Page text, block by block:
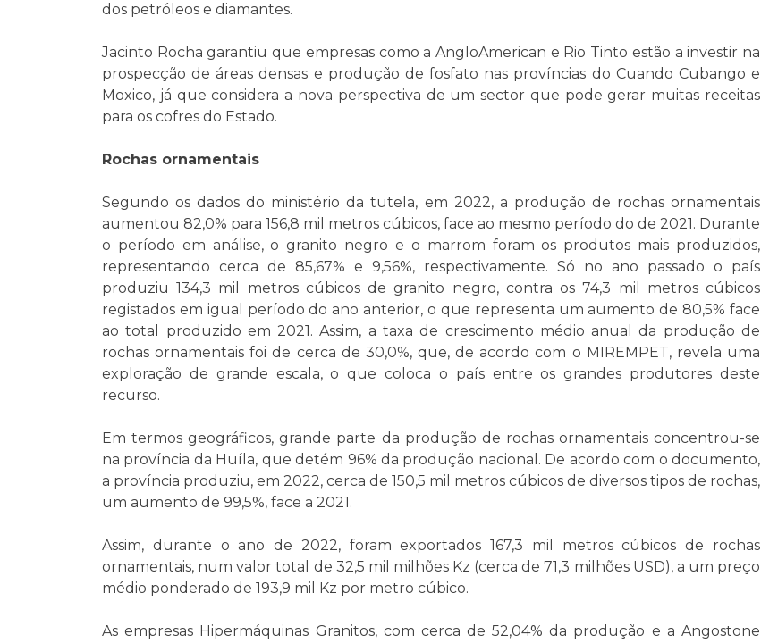
dos petróleos e diamantes.
Jacinto Rocha garantiu que empresas como a AngloAmerican e Rio Tinto estão a investir na
prospecção de áreas densas e produção de fosfato nas províncias do Cuando Cubango e
Moxico, já que considera a nova perspectiva de um sector que pode gerar muitas receitas
para os cofres do Estado.
Rochas ornamentais
Segundo os dados do ministério da tutela, em 2022, a produção de rochas ornamentais
aumentou 82,0% para 156,8 mil metros cúbicos, face ao mesmo período do de 2021. Durante
o período em análise, o granito negro e o marrom foram os produtos mais produzidos,
representando cerca de 85,67% e 9,56%, respectivamente. Só no ano passado o país
produziu 134,3 mil metros cúbicos de granito negro, contra os 74,3 mil metros cúbicos
registados em igual período do ano anterior, o que representa um aumento de 80,5% face
ao total produzido em 2021. Assim, a taxa de crescimento médio anual da produção de
rochas ornamentais foi de cerca de 30,0%, que, de acordo com o MIREMPET, revela uma
exploração de grande escala, o que coloca o país entre os grandes produtores deste
recurso.
Em termos geográficos, grande parte da produção de rochas ornamentais concentrou-se
na província da Huíla, que detém 96% da produção nacional. De acordo com o documento,
a província produziu, em 2022, cerca de 150,5 mil metros cúbicos de diversos tipos de rochas,
um aumento de 99,5%, face a 2021.
Assim, durante o ano de 2022, foram exportados 167,3 mil metros cúbicos de rochas
ornamentais, num valor total de 32,5 mil milhões Kz (cerca de 71,3 milhões USD), a um preço
médio ponderado de 193,9 mil Kz por metro cúbico.
As empresas Hipermáquinas Granitos, com cerca de 52,04% da produção e a Angostone